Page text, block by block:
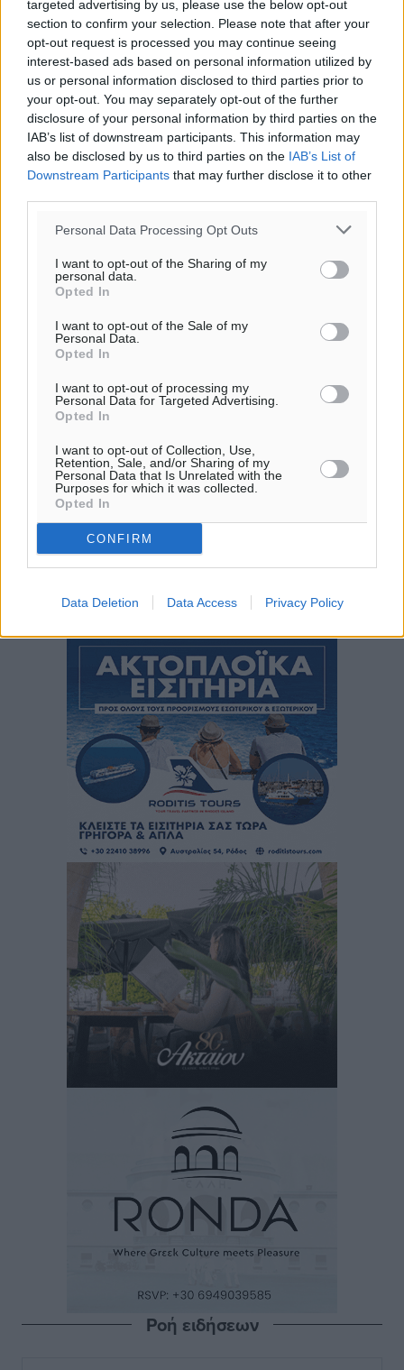
targeted advertising by us, please use the below opt-out
section to confirm your selection. Please note that after your
opt-out request is processed you may continue seeing
interest-based ads based on personal information utilized by
us or personal information disclosed to third parties prior to
your opt-out. You may separately opt-out of the further
disclosure of your personal information by third parties on the
IAB’s list of downstream participants. This information may
also be disclosed by us to third parties on the IAB’s List of
Downstream Participants that may further disclose it to other
Personal Data Processing Opt Outs
I want to opt-out of the Sharing of my
personal data.
Opted In
I want to opt-out of the Sale of my
Personal Data.
Opted In
I want to opt-out of processing my
Personal Data for Targeted Advertising.
Opted In
I want to opt-out of Collection, Use,
Retention, Sale, and/or Sharing of my
Personal Data that Is Unrelated with the
Purposes for which it was collected.
Opted In
CONFIRM
Data Deletion Data Access Privacy Policy
Υπενθύμιση:
Για την μερική αναπαραγωγή της είδησης από άλλες
ιστοσελίδες είναι απαραίτητη η χρήση του παρακάτω
παρεχόμενου συνδέσμου παραπομπής προς το άρθρο
της Δημοκρατικής.
αίθριος καιρός
km/h
28°
πρόγνωση:
°
Ροή ειδήσεων